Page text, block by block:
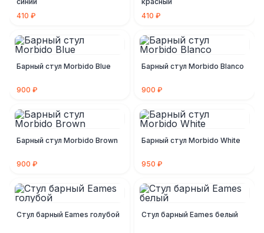
410 ₽
410 ₽
Барный стул Morbido Blue
900 ₽
Барный стул Morbido Blanco
900 ₽
Барный стул Morbido Brown
900 ₽
Барный стул Morbido White
950 ₽
Стул барный Eames голубой Стул барный Eames белый